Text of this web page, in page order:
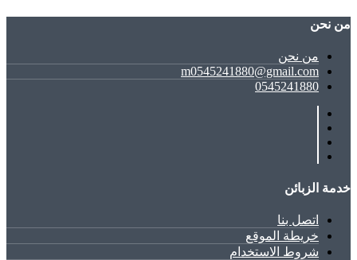
ﻣﻦ ﻧﺤﻦ
ﻣﻦ ﻧﺤﻦ
m0545241880@gmail.com
0545241880
خدمة الزبائن
اتصل بنا
خريطة الموقع
شروط الاستخدام